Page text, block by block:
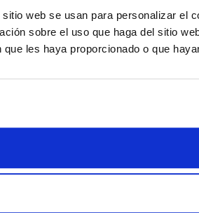
web se usan para personalizar el
sobre el uso que haga del sitio
les haya proporcionado o que